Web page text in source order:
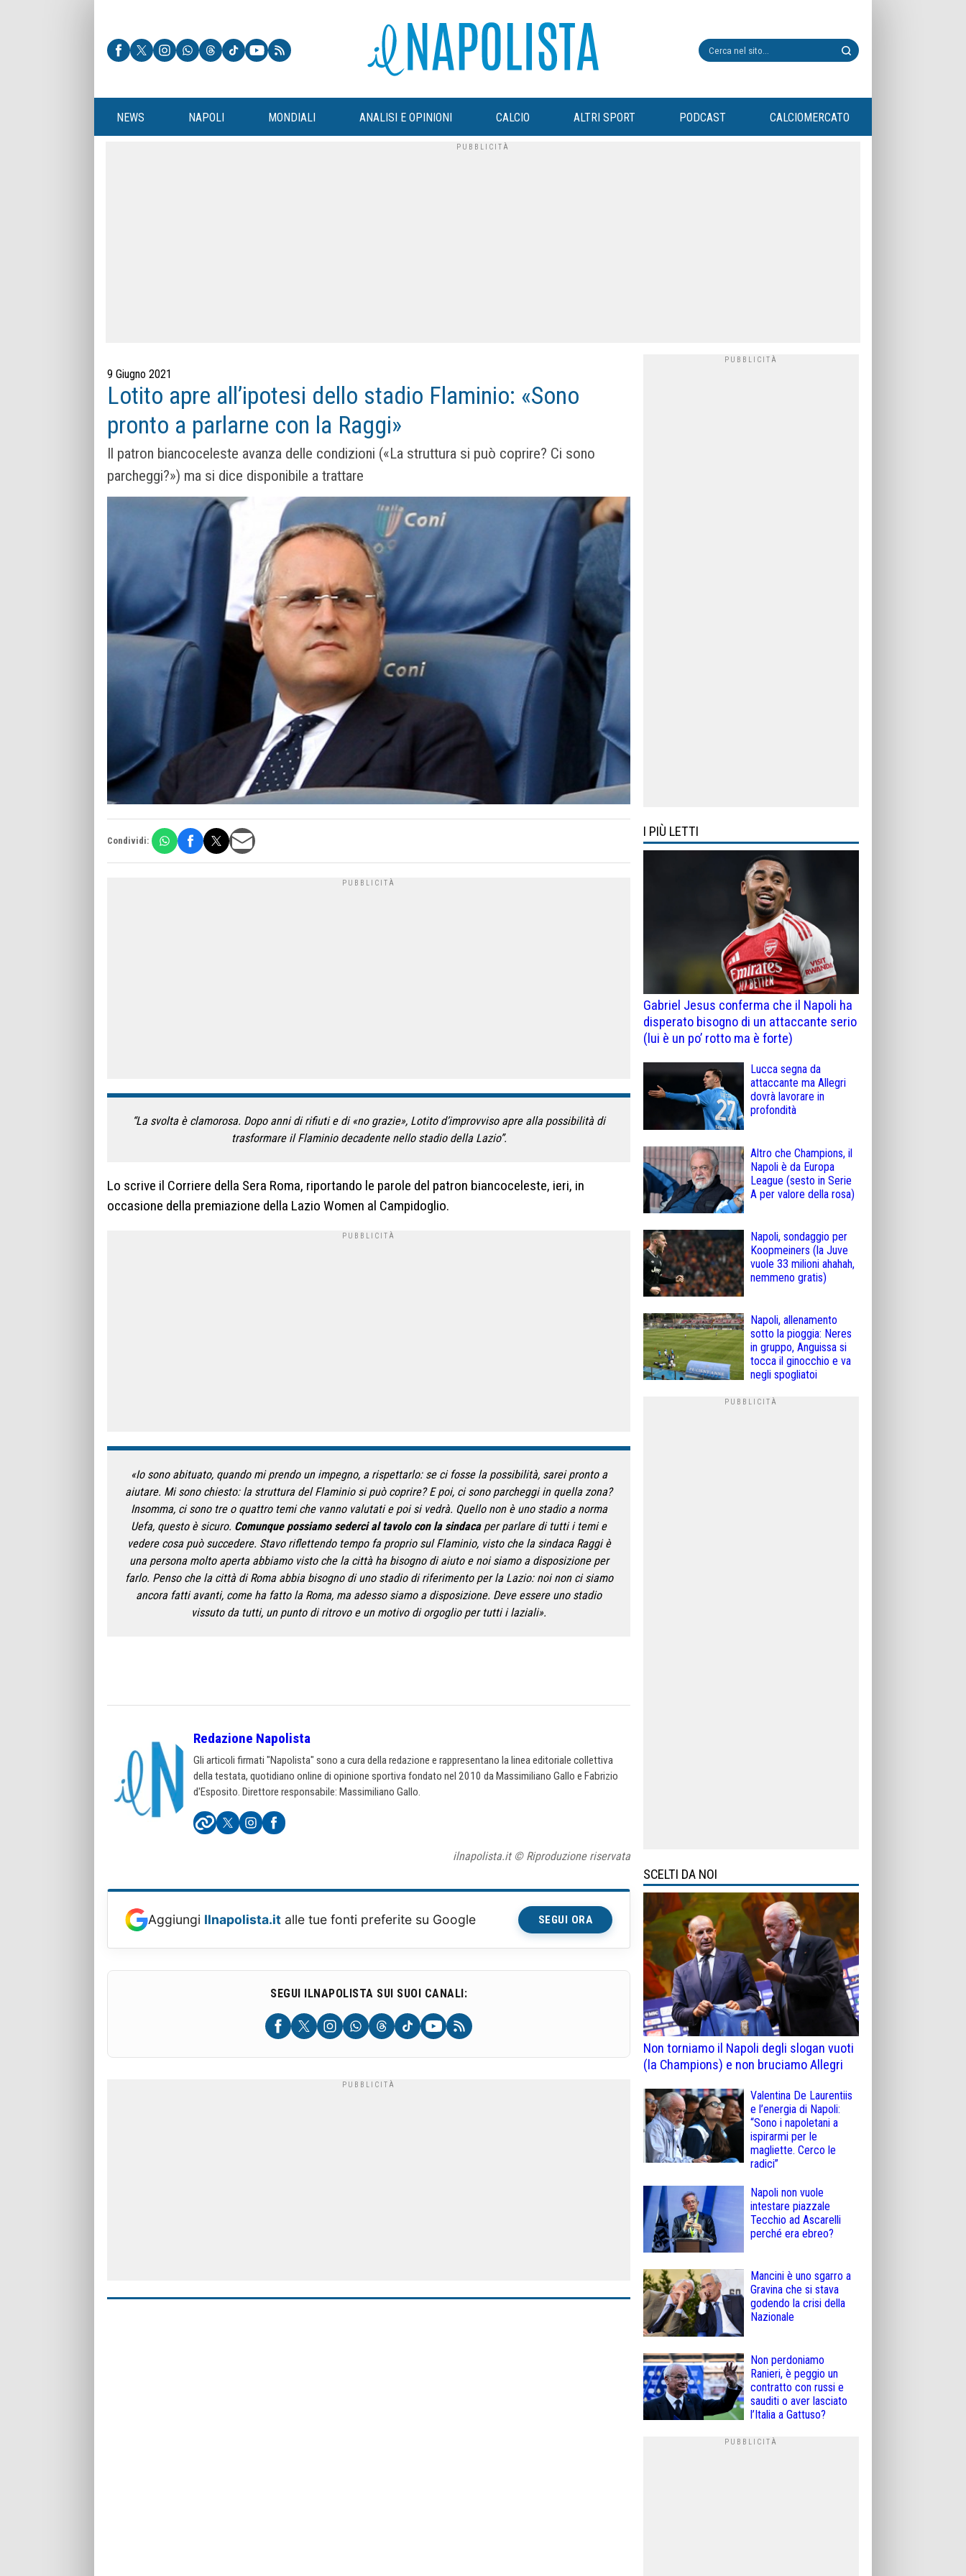
NEWS NAPOLI MONDIALI ANALISI E OPINIONI CALCIO ALTRI SPORT PODCAST CALCIOMERCATO
9 Giugno 2021
Lotito apre all’ipotesi dello stadio Flaminio: «Sono
pronto a parlarne con la Raggi»
Il patron biancoceleste avanza delle condizioni («La struttura si può coprire? Ci sono
parcheggi?») ma si dice disponibile a trattare
Condividi:
“La svolta è clamorosa. Dopo anni di rifiuti e di «no grazie», Lotito d’improvviso apre alla possibilità di
trasformare il Flaminio decadente nello stadio della Lazio”.
Lo scrive il Corriere della Sera Roma, riportando le parole del patron biancoceleste, ieri, in
occasione della premiazione della Lazio Women al Campidoglio.
«Io sono abituato, quando mi prendo un impegno, a rispettarlo: se ci fosse la possibilità, sarei pronto a
aiutare. Mi sono chiesto: la struttura del Flaminio si può coprire? E poi, ci sono parcheggi in quella zona?
Insomma, ci sono tre o quattro temi che vanno valutati e poi si vedrà. Quello non è uno stadio a norma
Uefa, questo è sicuro. Comunque possiamo sederci al tavolo con la sindacaper parlare di tutti i temi e
vedere cosa può succedere. Stavo riflettendo tempo fa proprio sul Flaminio, visto che la sindaca Raggi è
una persona molto aperta abbiamo visto che la città ha bisogno di aiuto e noi siamo a disposizione per
farlo. Penso che la città di Roma abbia bisogno di uno stadio di riferimento per la Lazio: noi non ci siamo
ancora fatti avanti, come ha fatto la Roma, ma adesso siamo a disposizione. Deve essere uno stadio
vissuto da tutti, un punto di ritrovo e un motivo di orgoglio per tutti i laziali».
Redazione Napolista
Gli articoli firmati "Napolista" sono a cura della redazione e rappresentano la linea editoriale collettiva
della testata, quotidiano online di opinione sportiva fondato nel 2010 da Massimiliano Gallo e Fabrizio
d'Esposito. Direttore responsabile: Massimiliano Gallo.
ilnapolista.it © Riproduzione riservata
Aggiungi Ilnapolista.it alle tue fonti preferite su Google SEGUI ORA
SEGUI ILNAPOLISTA SUI SUOI CANALI:
I PIÙ LETTI
Gabriel Jesus conferma che il Napoli ha
disperato bisogno di un attaccante serio
(lui è un po’ rotto ma è forte)
Lucca segna da
attaccante ma Allegri
dovrà lavorare in
profondità
Altro che Champions, il
Napoli è da Europa
League (sesto in Serie
A per valore della rosa)
Napoli, sondaggio per
Koopmeiners (la Juve
vuole 33 milioni ahahah,
nemmeno gratis)
Napoli, allenamento
sotto la pioggia: Neres
in gruppo, Anguissa si
tocca il ginocchio e va
negli spogliatoi
SCELTI DA NOI
Non torniamo il Napoli degli slogan vuoti
(la Champions) e non bruciamo Allegri
Valentina De Laurentiis
e l’energia di Napoli:
“Sono i napoletani a
ispirarmi per le
magliette. Cerco le
radici”
Napoli non vuole
intestare piazzale
Tecchio ad Ascarelli
perché era ebreo?
Mancini è uno sgarro a
Gravina che si stava
godendo la crisi della
Nazionale
Non perdoniamo
Ranieri, è peggio un
contratto con russi e
sauditi o aver lasciato
l’Italia a Gattuso?